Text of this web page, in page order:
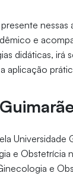
e
didáticas,
aplicação
Universidade
e Obstetrícia
e